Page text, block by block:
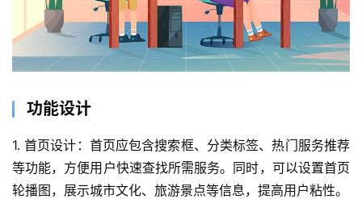
功能设计
1. 首页设计：首页应包含搜索框、分类标签、热门服务推荐
等功能，方便用户快速查找所需服务。同时，可以设置首页
轮播图，展示城市文化、旅游景点等信息，提高用户粘性。